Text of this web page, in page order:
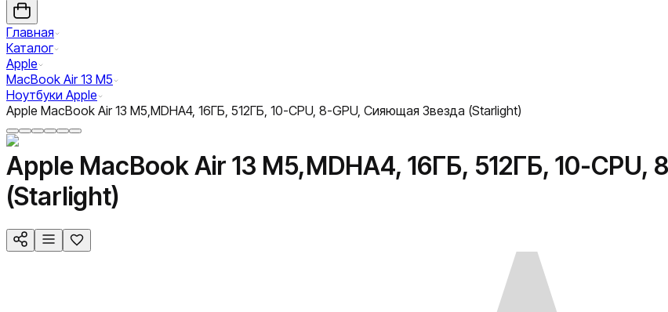
Главная
Каталог
Apple
MacBook Air 13 M5
Ноутбуки Apple
Apple MacBook Air 13 M5,MDHA4, 16ГБ, 512ГБ, 10-CPU, 8-GPU, Сияющая Звезда (Starlight)
Apple MacBook Air 13 M5,MDHA4, 16ГБ, 512ГБ, 10-
(Starlight)